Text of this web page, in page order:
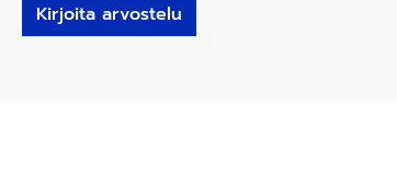
Kirjoita arvostelu